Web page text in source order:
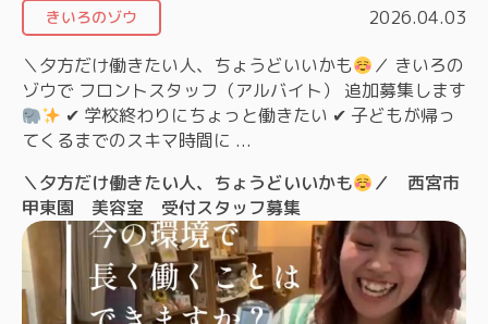
きいろのゾウ 2026.04.03
＼夕方だけ働きたい人、ちょうどいいかも
／ きいろの
ゾウで フロントスタッフ（アルバイト） 追加募集します
✔ 学校終わりにちょっと働きたい ✔ 子どもが帰っ
てくるまでのスキマ時間に ...
＼夕方だけ働きたい人、ちょうどいいかも
／ 西宮市
甲東園 美容室 受付スタッフ募集